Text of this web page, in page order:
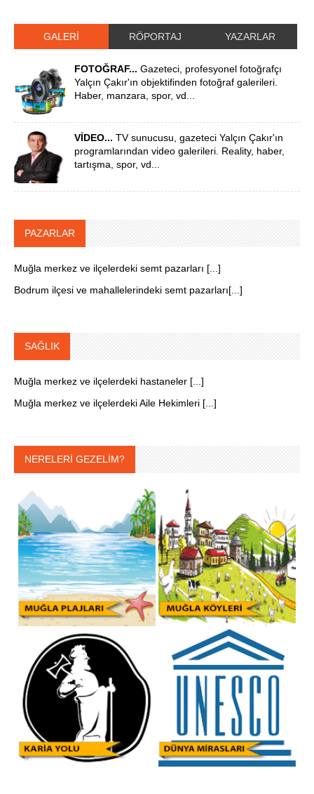
GALERİ RÖPORTAJ YAZARLAR
FOTOĞRAF... Gazeteci, profesyonel fotoğrafçı
Yalçın Çakır'ın objektifinden fotoğraf galerileri.
Haber, manzara, spor, vd...
VİDEO... TV sunucusu, gazeteci Yalçın Çakır'ın
programlarından video galerileri. Reality, haber,
tartışma, spor, vd...
PAZARLAR
Muğla merkez ve ilçelerdeki semt pazarları [...]
Bodrum ilçesi ve mahallelerindeki semt pazarları[...]
SAĞLIK
Muğla merkez ve ilçelerdeki hastaneler [...]
Muğla merkez ve ilçelerdeki Aile Hekimleri [...]
NERELERİ GEZELİM?